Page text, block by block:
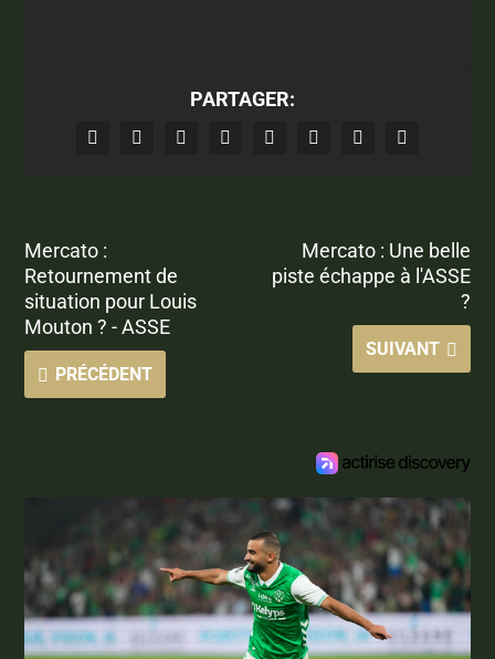
PARTAGER:
Mercato :
Retournement de
situation pour Louis
Mouton ? - ASSE
PRÉCÉDENT
Mercato : Une belle
piste échappe à l'ASSE
?
SUIVANT